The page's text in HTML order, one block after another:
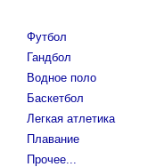
Футбол
Гандбол
Водное поло
Баскетбол
Легкая атлетика
Плавание
Прочее...